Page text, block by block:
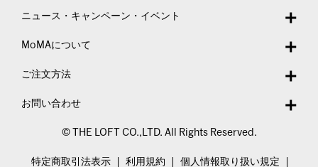
ニュース・キャンペーン・イベント
MoMAについて
ご注文方法
お問い合わせ
© THE LOFT CO.,LTD. All Rights Reserved.
特定商取引法表示 利用規約 個人情報取り扱い規定